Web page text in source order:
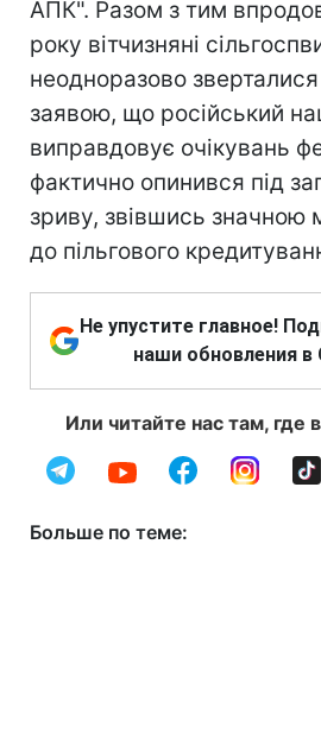
АПК". Разом з тим
року вітчизняні
неодноразово
заявою, що російський
виправдовує очікувань
фактично опинився під
зриву, звівшись значною
до пільгового
Не упустите главное!
наши обновления в
Или читайте нас там, где
Больше по теме: